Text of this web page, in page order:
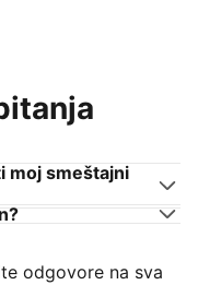
moj smeštajni
odgovore na sva